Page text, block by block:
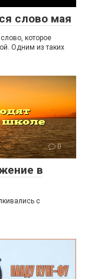
слово мая
которое
Одним из таких
0
в
с